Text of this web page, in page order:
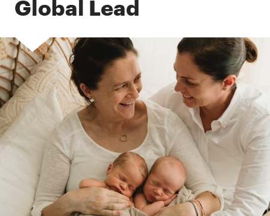
Global Lead